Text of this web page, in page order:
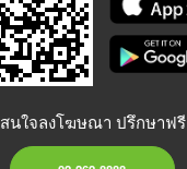
สนใจลงโฆษณา ปรึกษาฟรี